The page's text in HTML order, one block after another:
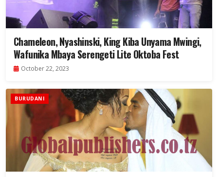
Chameleon, Nyashinski, King Kiba Unyama Mwingi,
Wafunika Mbaya Serengeti Lite Oktoba Fest
October 22, 2023
BURUDANI